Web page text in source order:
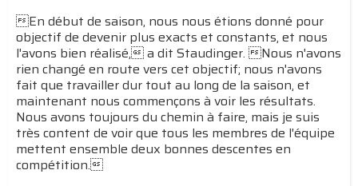
En début de saison, nous nous étions donné pour
objectif de devenir plus exacts et constants, et nous
l'avons bien réalisé, a dit Staudinger. Nous n'avons
rien changé en route vers cet objectif; nous n'avons
fait que travailler dur tout au long de la saison, et
maintenant nous commençons à voir les résultats.
Nous avons toujours du chemin à faire, mais je suis
très content de voir que tous les membres de l'équipe
mettent ensemble deux bonnes descentes en
compétition.